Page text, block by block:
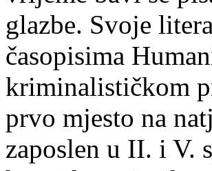
glazbe. Svoje
časopisima
kriminalističkom
prvo mjesto na
zaposlen u II. i V.